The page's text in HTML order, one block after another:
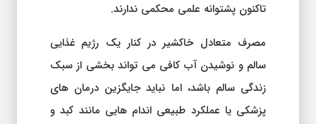
تاکنون پشتوانه علمی محکمی ندارند.
مصرف متعادل خاکشیر در کنار یک رژیم غذایی
سالم و نوشیدن آب کافی می تواند بخشی از سبک
زندگی سالم باشد، اما نباید جایگزین درمان های
پزشکی یا عملکرد طبیعی اندام هایی مانند کبد و